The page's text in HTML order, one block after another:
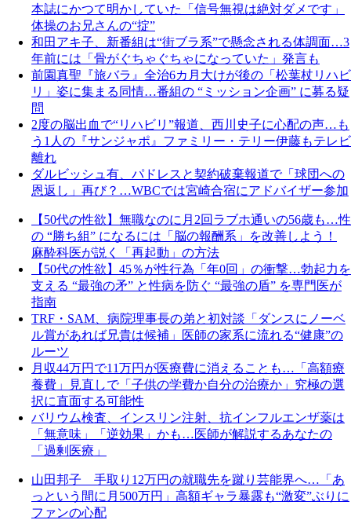
本誌にかつて明かしていた「信号無視は絶対ダメです」
体操のお兄さんの“掟”
和田アキ子、新番組は“街ブラ系”で懸念される体調面…3
年前には「骨がぐちゃぐちゃになっていた」発言も
前園真聖『旅バラ』全治6カ月大けが後の「松葉杖リハビ
リ」姿に集まる同情…番組の “ミッション企画” に募る疑
問
2度の脳出血で“リハビリ”報道、西川史子に心配の声…も
う1人の『サンジャポ』ファミリー・テリー伊藤もテレビ
離れ
ダルビッシュ有、パドレスと契約破棄報道で「球団への
恩返し」再び？…WBCでは宮崎合宿にアドバイザー参加
【50代の性欲】無職なのに月2回ラブホ通いの56歳も…性
の “勝ち組” になるには「脳の報酬系」を改善しよう！
麻酔科医が説く「再起動」の方法
【50代の性欲】45％が性行為「年0回」の衝撃…勃起力を
支える “最強の矛” と性病を防ぐ “最強の盾” を専門医が
指南
TRF・SAM、病院理事長の弟と初対談「ダンスにノーベ
ル賞があれば兄貴は候補」医師の家系に流れる“健康”の
ルーツ
月収44万円で11万円が医療費に消えることも…「高額療
養費」見直しで「子供の学費か自分の治療か」究極の選
択に直面する可能性
バリウム検査、インスリン注射、抗インフルエンザ薬は
「無意味」「逆効果」かも…医師が解説するあなたの
「過剰医療」
山田邦子 手取り12万円の就職先を蹴り芸能界へ…「あ
っという間に月500万円」高額ギャラ暴露も“激変”ぶりに
ファンの心配